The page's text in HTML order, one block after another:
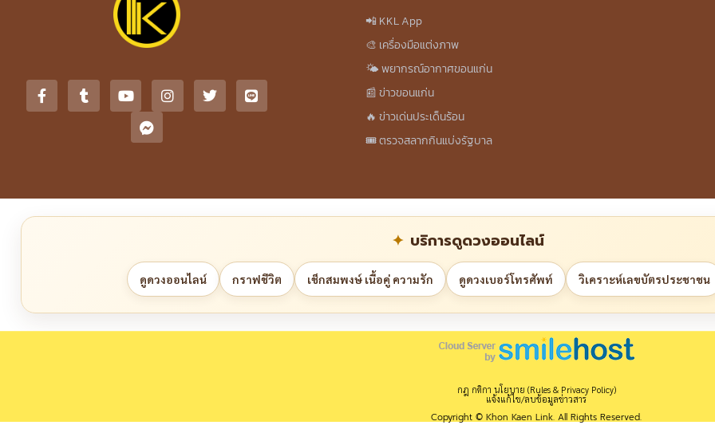
📲 KKL App
🎨 เครื่องมือแต่งภาพ
🌤️ พยากรณ์อากาศขอนแก่น
📰 ข่าวขอนแก่น
🔥 ข่าวเด่นประเด็นร้อน
🎟️ ตรวจสลากกินแบ่งรัฐบาล
บริการดูดวงออนไลน์
ดูดวงออนไลน์ กราฟชีวิต เช็กสมพงษ์ เนื้อคู่ ความรัก ดูดวงเบอร์โทรศัพท์ วิเคราะห์เลขบัตรประชาชน
กฎ กติกา นโยบาย (Rules & Privacy Policy)
แจ้งแก้ไข/ลบข้อมูลข่าวสาร
Copyright © Khon Kaen Link. All Rights Reserved.